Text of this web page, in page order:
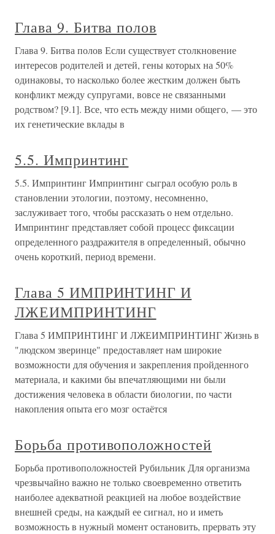
Глава 9. Битва полов
Глава 9. Битва полов Если существует столкновение
интересов родителей и детей, гены которых на 50%
одинаковы, то насколько более жестким должен быть
конфликт между супругами, вовсе не связанными
родством? [9.1]. Все, что есть между ними общего, — это
их генетические вклады в
5.5. Импринтинг
5.5. Импринтинг Импринтинг сыграл особую роль в
становлении этологии, поэтому, несомненно,
заслуживает того, чтобы рассказать о нем отдельно.
Импринтинг представляет собой процесс фиксации
определенного раздражителя в определенный, обычно
очень короткий, период времени.
Глава 5 ИМПРИНТИНГ И
ЛЖЕИМПРИНТИНГ
Глава 5 ИМПРИНТИНГ И ЛЖЕИМПРИНТИНГ Жизнь в
"людском зверинце" предоставляет нам широкие
возможности для обучения и закрепления пройденного
материала, и какими бы впечатляющими ни были
достижения человека в области биологии, по части
накопления опыта его мозг остаётся
Борьба противоположностей
Борьба противоположностей Рубильник Для организма
чрезвычайно важно не только своевременно ответить
наиболее адекватной реакцией на любое воздействие
внешней среды, на каждый ее сигнал, но и иметь
возможность в нужный момент остановить, прервать эту